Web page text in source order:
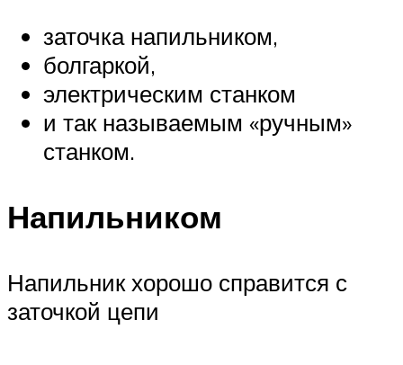
заточка напильником,
болгаркой,
электрическим станком
и так называемым «ручным»
станком.
Напильником
Напильник хорошо справится с
заточкой цепи